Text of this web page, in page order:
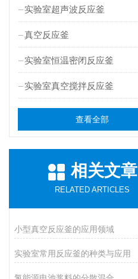
实验室超声波反应釜
真空反应釜
实验室恒温密闭反应釜
实验室真空搅拌反应釜
查看全部
相关文章
RELATED ARTICLES
小型真空反应釜的应用领域
实验室常用反应釜的种类与应用